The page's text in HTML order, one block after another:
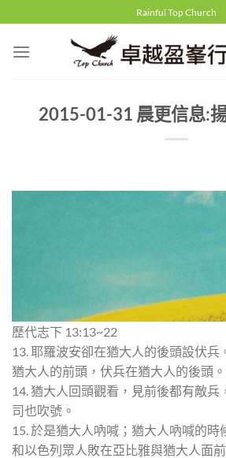
to
content
Rainful Top Church
2015-01-31 晨更信息:
歷代志下 13:13~22
13. 耶羅波安卻在猶大人的後頭設伏兵
猶大人的前頭，伏兵在猶大人的後頭。
14. 猶大人回頭觀看，見前後都有敵兵
司也吹號。
15. 於是猶大人吶喊；猶大人吶喊的時
和以色列眾人敗在亞比雅與猶大人面前